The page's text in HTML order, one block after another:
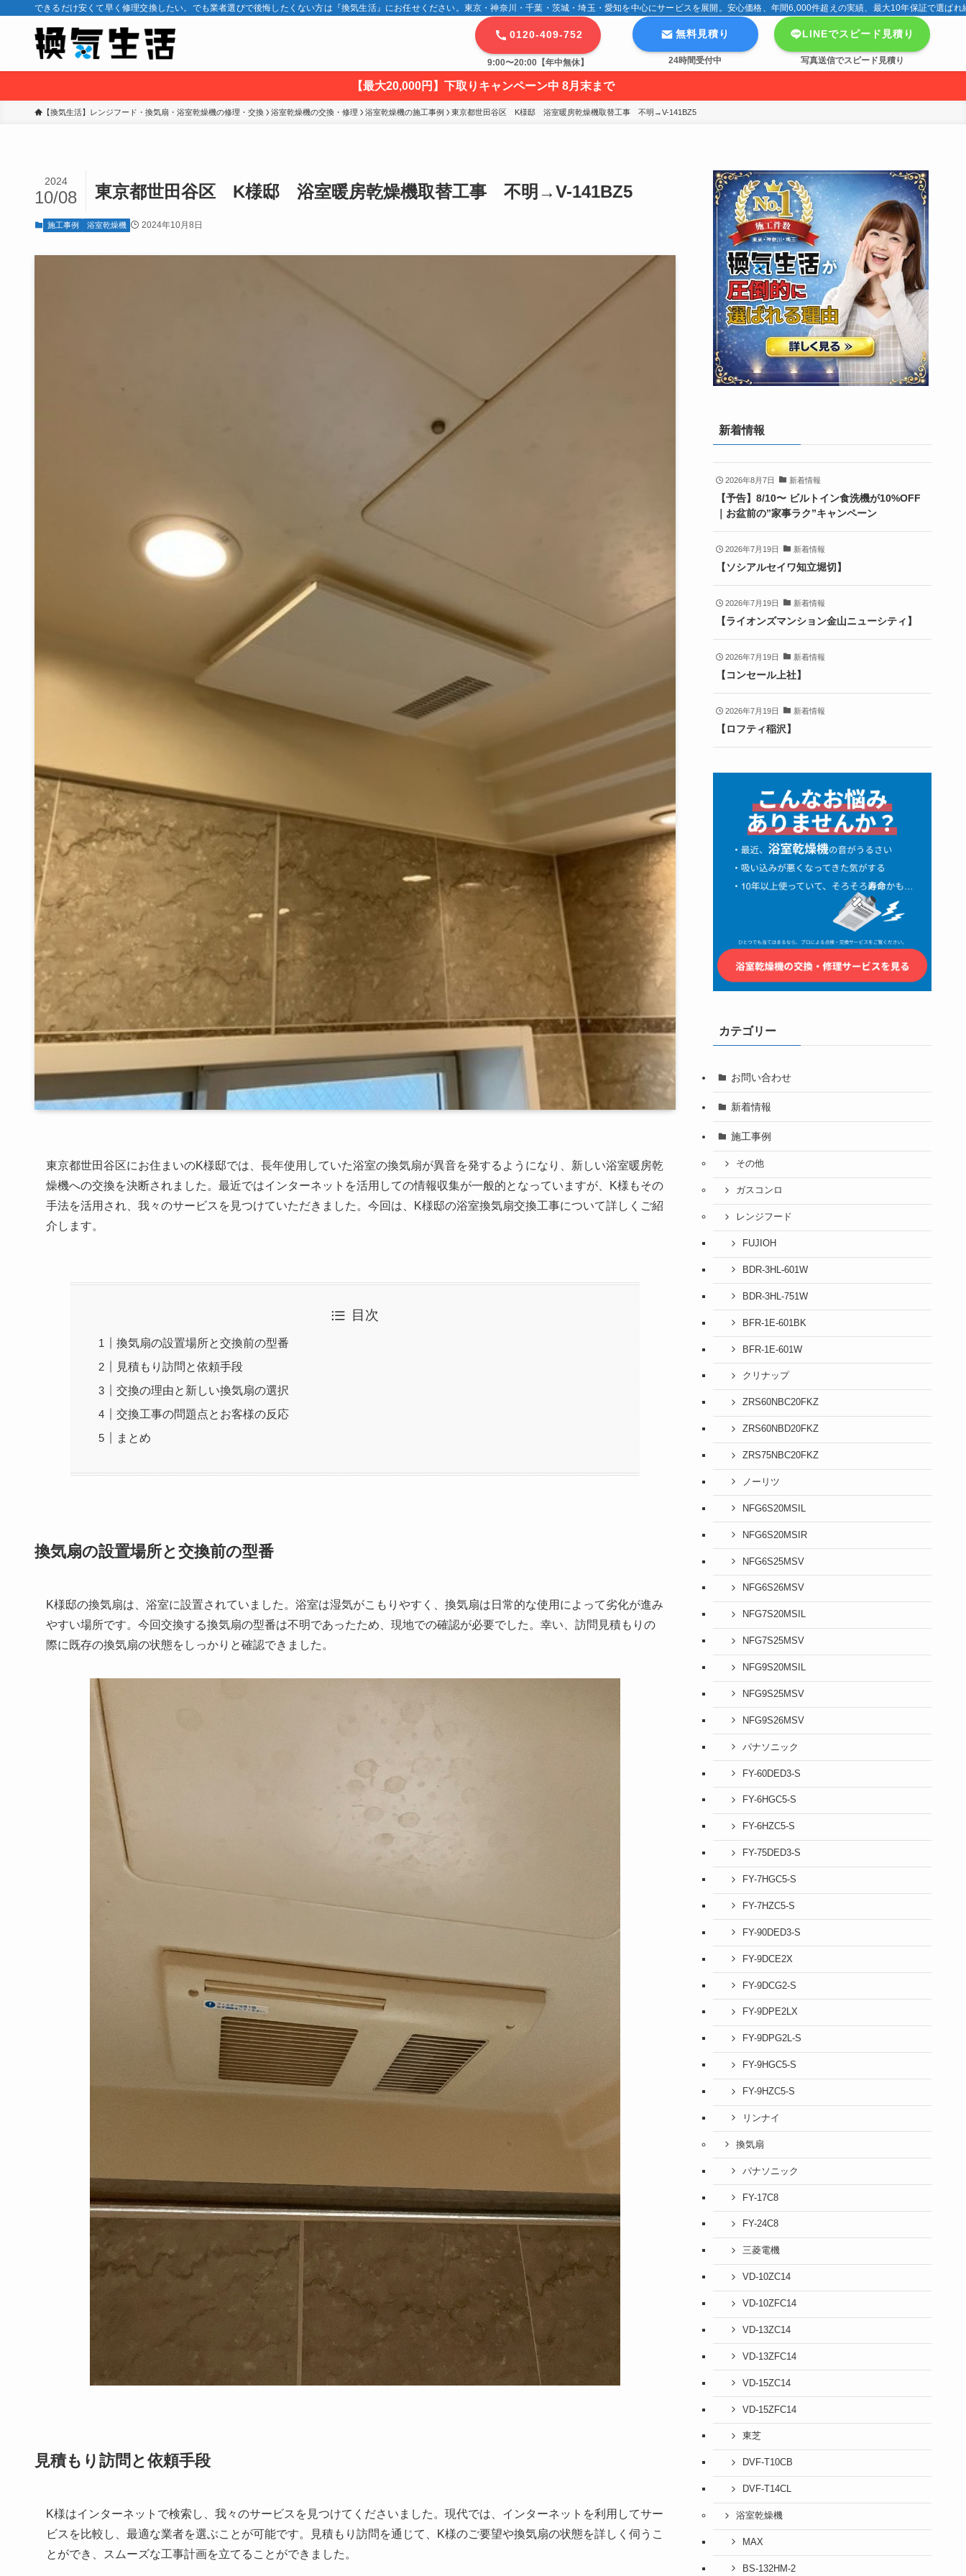
できるだけ安くて早く修理交換したい。でも業者選びで後悔したくない方は『換気生活』にお任せください。東京・神奈川・千葉・茨城・埼玉・愛知を中心にサービスを展開。安心価格、年間6,000件超えの実績、最大10年保証で選ばれ
0120-409-752
9:00〜20:00【年中無休】
無料見積り
24時間受付中
LINEでスピード見積り
写真送信でスピード見積り
【最大20,000円】下取りキャンペーン中 8月末まで
【換気生活】レンジフード・換気扇・浴室乾燥機の修理・交換 浴室乾燥機の交換・修理 浴室乾燥機の施工事例 東京都世田谷区　K様邸　浴室暖房乾燥機取替工事　不明→V-141BZ5
東京都世田谷区 K様邸 浴室暖房乾燥機取替工事 不明→V-141BZ5
2024
10/08
施工事例 浴室乾燥機 2024年10月8日
東京都世田谷区にお住まいのK様邸では、長年使用していた浴室の換気扇が異音を発するようになり、新しい浴室暖房乾
燥機への交換を決断されました。最近ではインターネットを活用しての情報収集が一般的となっていますが、K様もその
手法を活用され、我々のサービスを見つけていただきました。今回は、K様邸の浴室換気扇交換工事について詳しくご紹
介します。
目次
換気扇の設置場所と交換前の型番
見積もり訪問と依頼手段
交換の理由と新しい換気扇の選択
交換工事の問題点とお客様の反応
まとめ
換気扇の設置場所と交換前の型番
K様邸の換気扇は、浴室に設置されていました。浴室は湿気がこもりやすく、換気扇は日常的な使用によって劣化が進み
やすい場所です。今回交換する換気扇の型番は不明であったため、現地での確認が必要でした。幸い、訪問見積もりの
際に既存の換気扇の状態をしっかりと確認できました。
見積もり訪問と依頼手段
K様はインターネットで検索し、我々のサービスを見つけてくださいました。現代では、インターネットを利用してサー
ビスを比較し、最適な業者を選ぶことが可能です。見積もり訪問を通じて、K様のご要望や換気扇の状態を詳しく伺うこ
とができ、スムーズな工事計画を立てることができました。
新着情報
2026年8月7日 新着情報
【予告】8/10〜 ビルトイン食洗機が10%OFF
｜お盆前の”家事ラク”キャンペーン
2026年7月19日 新着情報
【ソシアルセイワ知立堀切】
2026年7月19日 新着情報
【ライオンズマンション金山ニューシティ】
2026年7月19日 新着情報
【コンセール上社】
2026年7月19日 新着情報
【ロフティ稲沢】
カテゴリー
お問い合わせ
新着情報
施工事例
その他
ガスコンロ
レンジフード
FUJIOH
BDR-3HL-601W
BDR-3HL-751W
BFR-1E-601BK
BFR-1E-601W
クリナップ
ZRS60NBC20FKZ
ZRS60NBD20FKZ
ZRS75NBC20FKZ
ノーリツ
NFG6S20MSIL
NFG6S20MSIR
NFG6S25MSV
NFG6S26MSV
NFG7S20MSIL
NFG7S25MSV
NFG9S20MSIL
NFG9S25MSV
NFG9S26MSV
パナソニック
FY-60DED3-S
FY-6HGC5-S
FY-6HZC5-S
FY-75DED3-S
FY-7HGC5-S
FY-7HZC5-S
FY-90DED3-S
FY-9DCE2X
FY-9DCG2-S
FY-9DPE2LX
FY-9DPG2L-S
FY-9HGC5-S
FY-9HZC5-S
リンナイ
換気扇
パナソニック
FY-17C8
FY-24C8
三菱電機
VD-10ZC14
VD-10ZFC14
VD-13ZC14
VD-13ZFC14
VD-15ZC14
VD-15ZFC14
東芝
DVF-T10CB
DVF-T14CL
浴室乾燥機
MAX
BS-132HM-2